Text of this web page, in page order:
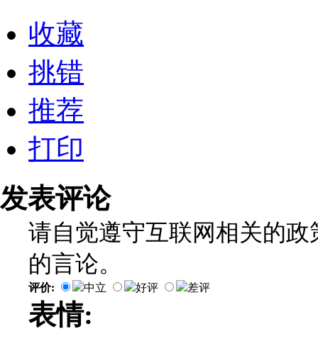
收藏
挑错
推荐
打印
发表评论
请自觉遵守互联网相关的
的言论。
评价: 中立 好评 差评
表情: